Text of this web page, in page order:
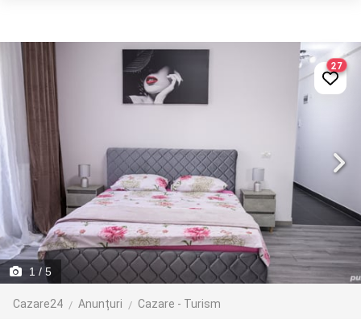
1 / 5
Cazare24 Anunțuri Cazare - Turism
27